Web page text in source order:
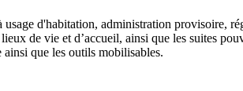
d'habitation, administration provisoire,
de vie et d’accueil, ainsi que les suites
que les outils mobilisables.